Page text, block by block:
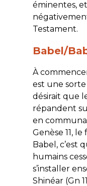
éminentes,
Testament.
Babel/
À
est une sorte
désirait que
répandent
en
Genèse 11,
Babel, c’est
humains
s’installer
Shinéar (Gn